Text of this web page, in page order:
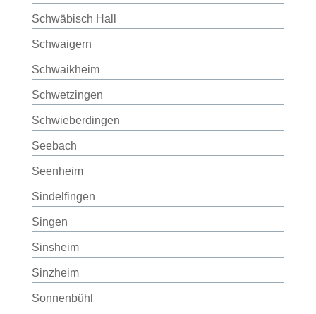
Schwäbisch Hall
Schwaigern
Schwaikheim
Schwetzingen
Schwieberdingen
Seebach
Seenheim
Sindelfingen
Singen
Sinsheim
Sinzheim
Sonnenbühl